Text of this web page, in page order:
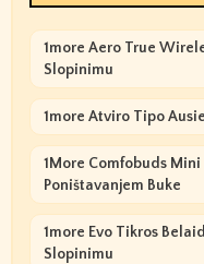
1more Aero True
Slopinimu
1more Atviro Tipo
1More Comfobuds
Poništavanjem Buke
1more Evo Tikros
Slopinimu